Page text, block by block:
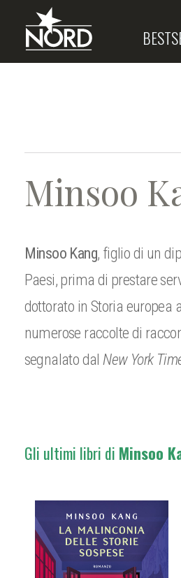
Minsoo
Minsoo Kang, figlio di un
Paesi, prima di prestare
dottorato in Storia europea
numerose raccolte di
segnalato dalNew York
Gli ultimi libri di Minsoo